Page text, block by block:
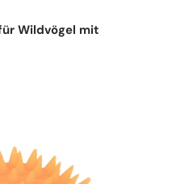
Wildvögel mit